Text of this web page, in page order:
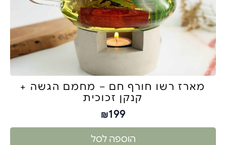
מארז רשו חורף חם – מחמם הגשה +
קנקן זכוכית
₪199
הוספה לסל